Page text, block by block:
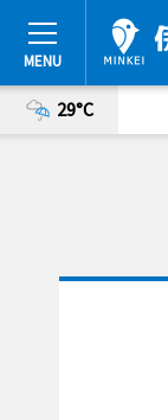
29°C